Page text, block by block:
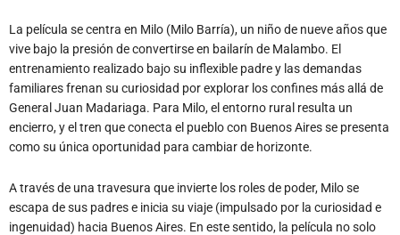
La película se centra en Milo (Milo Barría), un niño de nueve años que
vive bajo la presión de convertirse en bailarín de Malambo. El
entrenamiento realizado bajo su inflexible padre y las demandas
familiares frenan su curiosidad por explorar los confines más allá de
General Juan Madariaga. Para Milo, el entorno rural resulta un
encierro, y el tren que conecta el pueblo con Buenos Aires se presenta
como su única oportunidad para cambiar de horizonte.
A través de una travesura que invierte los roles de poder, Milo se
escapa de sus padres e inicia su viaje (impulsado por la curiosidad e
ingenuidad) hacia Buenos Aires. En este sentido, la película no solo